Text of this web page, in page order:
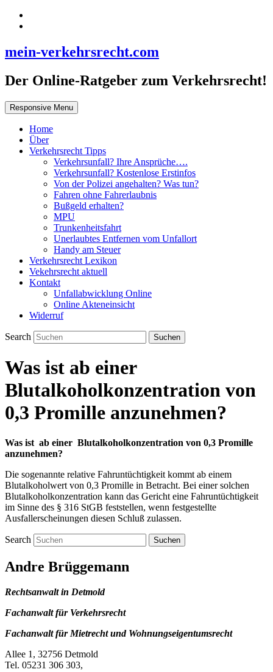
mein-verkehrsrecht.com
Der Online-Ratgeber zum Verkehrsrecht!
Responsive Menu
Home
Über
Verkehrsrecht Tipps
Verkehrsunfall? Ihre Ansprüche….
Verkehrsunfall? Kostenlose Erstinfos
Von der Polizei angehalten? Was tun?
Fahren ohne Fahrerlaubnis
Bußgeld erhalten?
MPU
Trunkenheitsfahrt
Unerlaubtes Entfernen vom Unfallort
Handy am Steuer
Verkehrsrecht Lexikon
Vekehrsrecht aktuell
Kontakt
Unfallabwicklung Online
Online Akteneinsicht
Widerruf
Search
Was ist ab einer
Blutalkoholkonzentration von
0,3 Promille anzunehmen?
Was ist ab einer Blutalkoholkonzentration von 0,3 Promille
anzunehmen?
Die sogenannte relative Fahruntüchtigkeit kommt ab einem
Blutalkoholwert von 0,3 Promille in Betracht. Bei einer solchen
Blutalkoholkonzentration kann das Gericht eine Fahruntüchtigkeit
im Sinne des § 316 StGB feststellen, wenn festgestellte
Ausfallerscheinungen diesen Schluß zulassen.
Search
Andre Brüggemann
Rechtsanwalt in Detmold
Fachanwalt für Verkehrsrecht
Fachanwalt für Mietrecht und Wohnungseigentumsrecht
Allee 1, 32756 Detmold
Tel. 05231 306 303,